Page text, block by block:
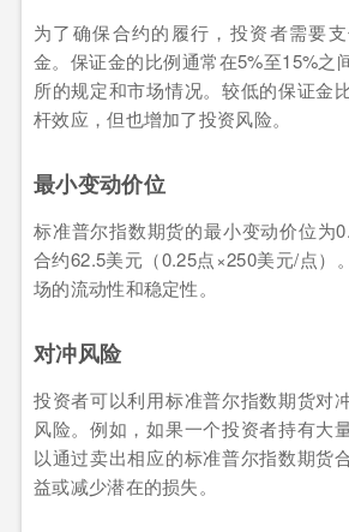
为了确保合约的履行，投资者需要
金。保证金的比例通常在5%至15%之
所的规定和市场情况。较低的保证金
杆效应，但也增加了投资风险。
最小变动价位
标准普尔指数期货的最小变动价位为
合约62.5美元（0.25点×250美元/点）
场的流动性和稳定性。
对冲风险
投资者可以利用标准普尔指数期货对
风险。例如，如果一个投资者持有大
以通过卖出相应的标准普尔指数期货
益或减少潜在的损失。